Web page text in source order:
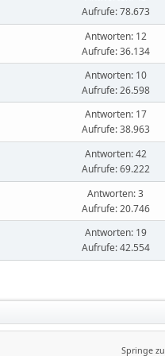
Aufrufe: 78.673
Antworten: 12
Aufrufe: 36.134
Antworten: 10
Aufrufe: 26.598
Antworten: 17
Aufrufe: 38.963
Antworten: 42
Aufrufe: 69.222
Antworten: 3
Aufrufe: 20.746
Antworten: 19
Aufrufe: 42.554
Springe zu